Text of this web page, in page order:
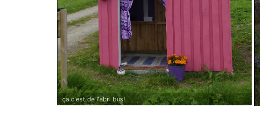
ça c'est de l'abri bus!